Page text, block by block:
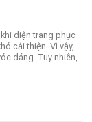
diện trang phục
cải thiện. Vì vậy,
dáng. Tuy nhiên,